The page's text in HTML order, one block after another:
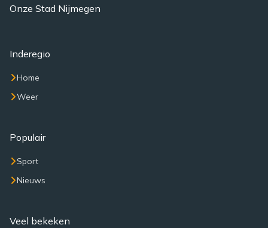
Onze Stad Nijmegen
Inderegio
Home
Weer
Populair
Sport
Nieuws
Veel bekeken